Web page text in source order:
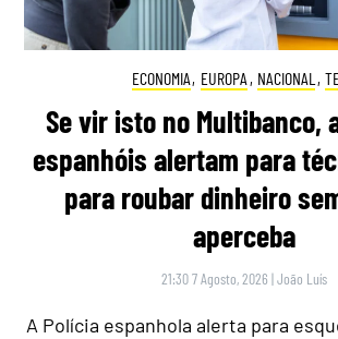
ECONOMIA, EUROPA , NACIONAL ,
Se vir isto no Multibanco,
espanhóis alertam para
para roubar dinheiro
aperceba
21:30 7 Agosto, 2026 |João Luís
A Polícia espanhola alerta para